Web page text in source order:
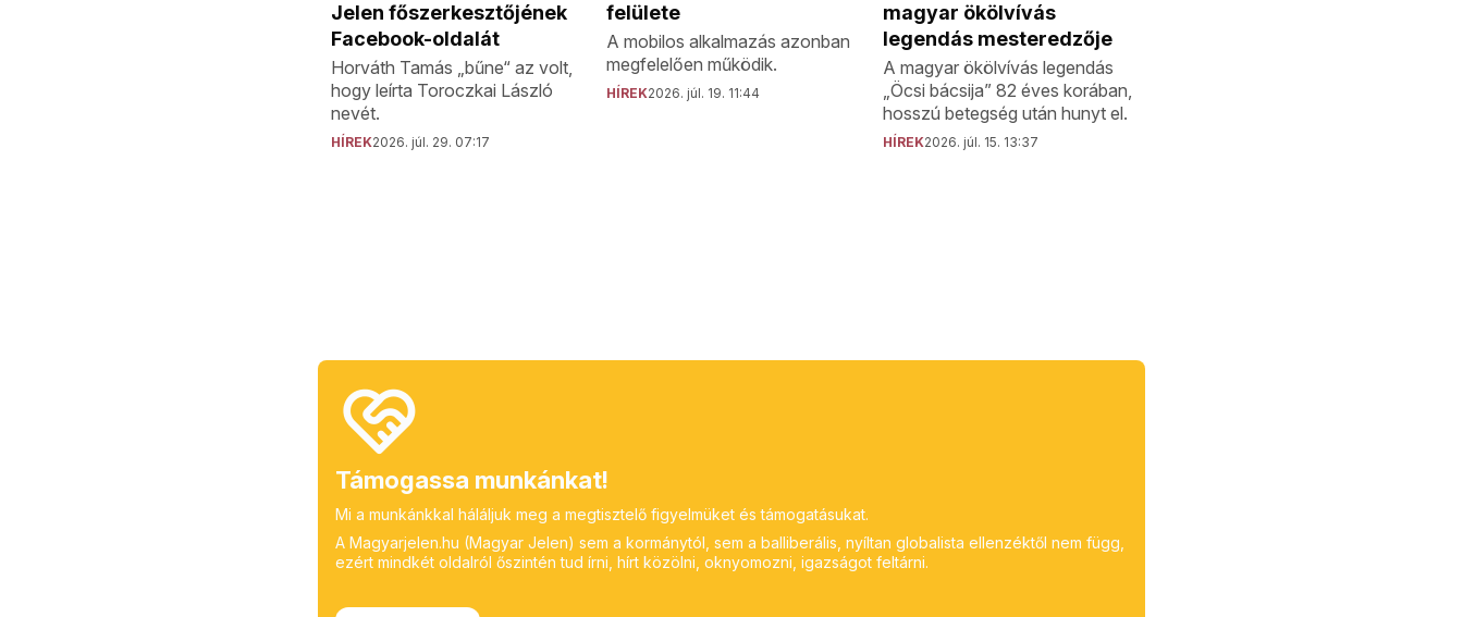
Jelen főszerkesztőjének
Facebook-oldalát
Horváth Tamás „bűne“ az volt,
hogy leírta Toroczkai László
nevét.
HÍREK2026. júl. 29. 07:17
felülete
A mobilos alkalmazás azonban
megfelelően működik.
HÍREK2026. júl. 19. 11:44
magyar ökölvívás
legendás mesteredzője
A magyar ökölvívás legendás
„Öcsi bácsija” 82 éves korában,
hosszú betegség után hunyt el.
HÍREK2026. júl. 15. 13:37
Támogassa munkánkat!
Mi a munkánkkal háláljuk meg a megtisztelő figyelmüket és támogatásukat.
A Magyarjelen.hu (Magyar Jelen) sem a kormánytól, sem a balliberális, nyíltan globalista ellenzéktől nem függ,
ezért mindkét oldalról őszintén tud írni, hírt közölni, oknyomozni, igazságot feltárni.